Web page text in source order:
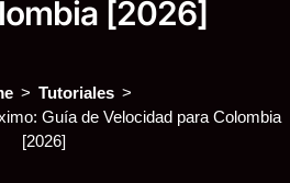
[2026]
Tutoriales
Guía de Velocidad para Colombia
[2026]